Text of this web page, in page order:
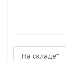
На складе*